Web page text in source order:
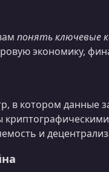
понять ключевые
экономику,
в котором данные
и